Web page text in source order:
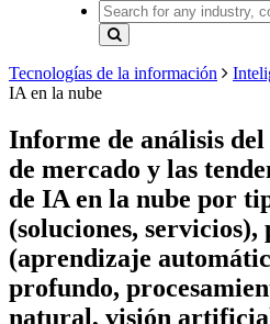
Tecnologías de la información
IA en la nube
Informe de análisis
de mercado y las
de IA en la nube por
(soluciones,
(aprendizaje
profundo,
natural, visión